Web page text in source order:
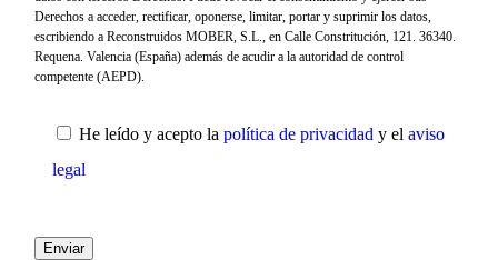
Derechos a acceder, rectificar, oponerse, limitar, portar y suprimir los datos,
escribiendo a Reconstruidos MOBER, S.L., en Calle Constritución, 121. 36340.
Requena. Valencia (España) además de acudir a la autoridad de control
competente (AEPD).
He leído y acepto la política de privacidad y el aviso
legal